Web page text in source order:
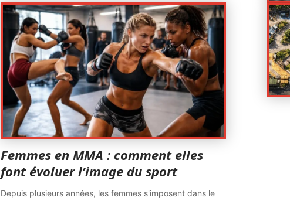
Femmes en MMA : comment elles
font évoluer l’image du sport
Depuis plusieurs années, les femmes s'imposent dans le